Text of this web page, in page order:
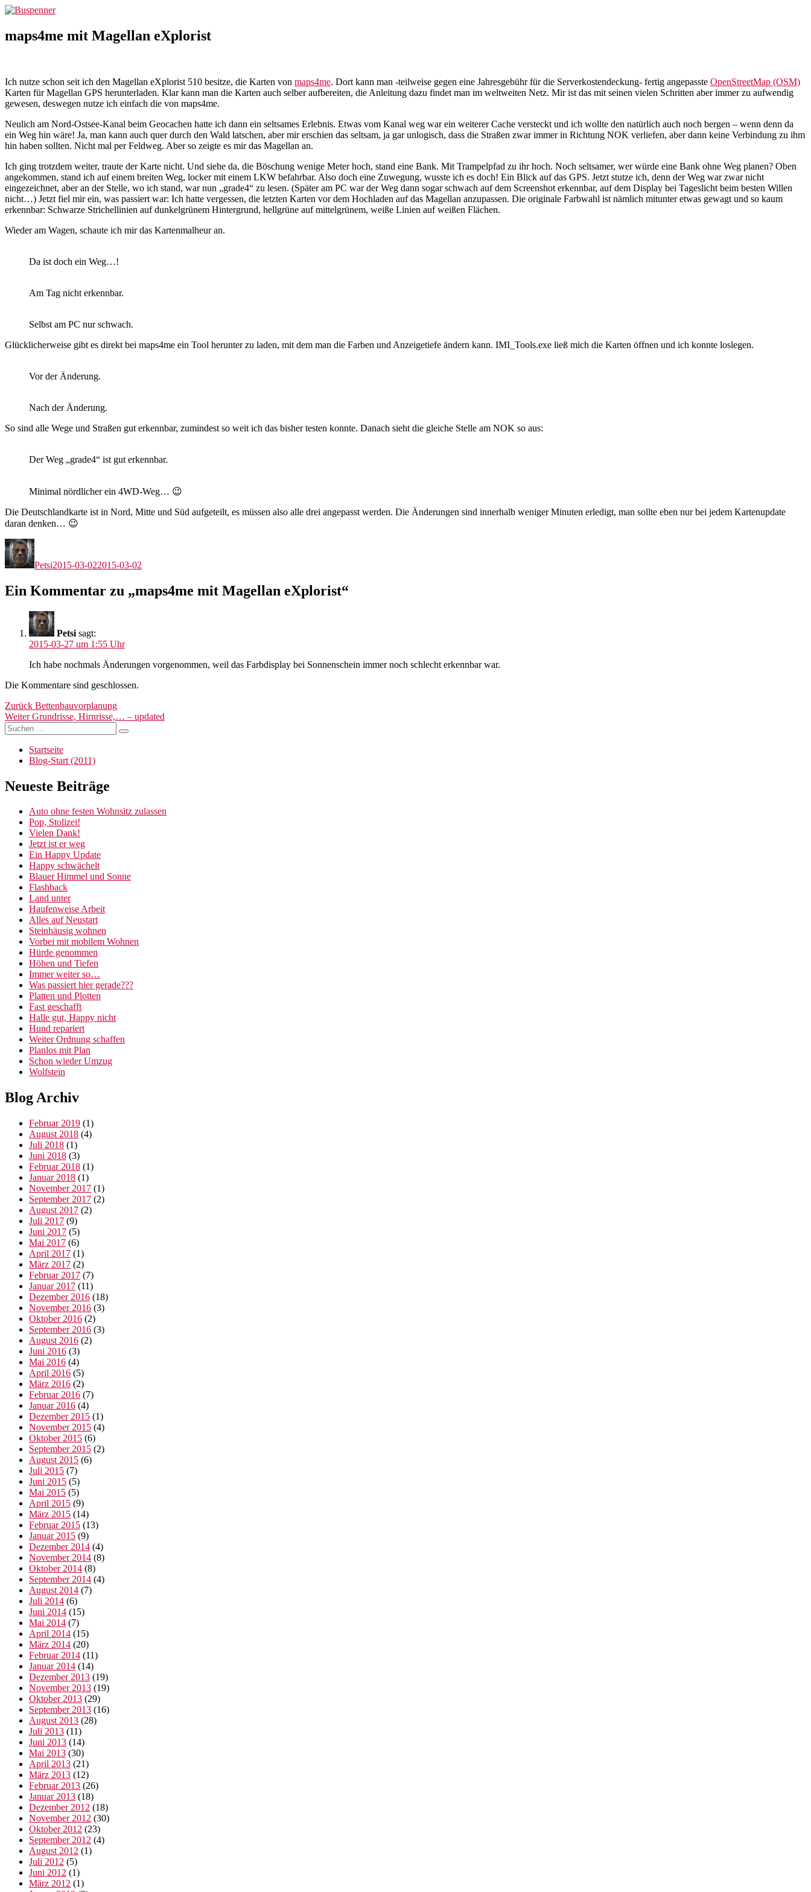
Zum
maps4me mit Magellan eXplorist
Ich nutze schon seit ich den Magellan eXplorist 510 besitze, die Karten von maps4me. Dort kann man -teilweise gegen eine Jahresgebühr für die Serverkostendeckung- fertig angepasste OpenStreetMap (OSM)
Karten für Magellan GPS herunterladen. Klar kann man die Karten auch selber aufbereiten, die Anleitung dazu findet man im weltweiten Netz. Mir ist das mit seinen vielen Schritten aber immer zu aufwendig
gewesen, deswegen nutze ich einfach die von maps4me.
Neulich am Nord-Ostsee-Kanal beim Geocachen hatte ich dann ein seltsames Erlebnis. Etwas vom Kanal weg war ein weiterer Cache versteckt und ich wollte den natürlich auch noch bergen – wenn denn da
ein Weg hin wäre! Ja, man kann auch quer durch den Wald latschen, aber mir erschien das seltsam, ja gar unlogisch, dass die Straßen zwar immer in Richtung NOK verliefen, aber dann keine Verbindung zu ihm
hin haben sollten. Nicht mal per Feldweg. Aber so zeigte es mir das Magellan an.
Ich ging trotzdem weiter, traute der Karte nicht. Und siehe da, die Böschung wenige Meter hoch, stand eine Bank. Mit Trampelpfad zu ihr hoch. Noch seltsamer, wer würde eine Bank ohne Weg planen? Oben
angekommen, stand ich auf einem breiten Weg, locker mit einem LKW befahrbar. Also doch eine Zuwegung, wusste ich es doch! Ein Blick auf das GPS. Jetzt stutze ich, denn der Weg war zwar nicht
eingezeichnet, aber an der Stelle, wo ich stand, war nun „grade4“ zu lesen. (Später am PC war der Weg dann sogar schwach auf dem Screenshot erkennbar, auf dem Display bei Tageslicht beim besten Willen
nicht…) Jetzt fiel mir ein, was passiert war: Ich hatte vergessen, die letzten Karten vor dem Hochladen auf das Magellan anzupassen. Die originale Farbwahl ist nämlich mitunter etwas gewagt und so kaum
erkennbar: Schwarze Strichellinien auf dunkelgrünem Hintergrund, hellgrüne auf mittelgrünem, weiße Linien auf weißen Flächen.
Wieder am Wagen, schaute ich mir das Kartenmalheur an.
Da ist doch ein Weg…!
Am Tag nicht erkennbar.
Selbst am PC nur schwach.
Glücklicherweise gibt es direkt bei maps4me ein Tool herunter zu laden, mit dem man die Farben und Anzeigetiefe ändern kann. IMI_Tools.exe ließ mich die Karten öffnen und ich konnte loslegen.
Vor der Änderung.
Nach der Änderung.
So sind alle Wege und Straßen gut erkennbar, zumindest so weit ich das bisher testen konnte. Danach sieht die gleiche Stelle am NOK so aus:
Der Weg „grade4“ ist gut erkennbar.
Minimal nördlicher ein 4WD-Weg… 😉
Die Deutschlandkarte ist in Nord, Mitte und Süd aufgeteilt, es müssen also alle drei angepasst werden. Die Änderungen sind innerhalb weniger Minuten erledigt, man sollte eben nur bei jedem Kartenupdate
daran denken… 😉
Autor
Petsi2015-03-022015-03-02
Ein Kommentar zu „maps4me mit Magellan eXplorist“
Petsi sagt:
2015-03-27 um 1:55 Uhr
Ich habe nochmals Änderungen vorgenommen, weil das Farbdisplay bei Sonnenschein immer noch schlecht erkennbar war.
Die Kommentare sind geschlossen.
Beitragsnavigation
Zurück Vorheriger
Beitrag:
Bettenbauvorplanung
Weiter Nächster
Beitrag:
Grundrisse, Hirnrisse,… – updated
Suchen
nach:
Suchen
Startseite
Blog-Start (2011)
Neueste Beiträge
Auto ohne festen Wohnsitz zulassen
Pop, Stolizei!
Vielen Dank!
Jetzt ist er weg
Ein Happy Update
Happy schwächelt
Blauer Himmel und Sonne
Flashback
Land unter
Haufenweise Arbeit
Alles auf Neustart
Steinhäusig wohnen
Vorbei mit mobilem Wohnen
Hürde genommen
Höhen und Tiefen
Immer weiter so…
Was passiert hier gerade???
Platten und Plotten
Fast geschafft
Halle gut, Happy nicht
Hund repariert
Weiter Ordnung schaffen
Planlos mit Plan
Schon wieder Umzug
Wolfstein
Blog Archiv
Februar 2019 (1)
August 2018 (4)
Juli 2018 (1)
Juni 2018 (3)
Februar 2018 (1)
Januar 2018 (1)
November 2017 (1)
September 2017 (2)
August 2017 (2)
Juli 2017 (9)
Juni 2017 (5)
Mai 2017 (6)
April 2017 (1)
März 2017 (2)
Februar 2017 (7)
Januar 2017 (11)
Dezember 2016 (18)
November 2016 (3)
Oktober 2016 (2)
September 2016 (3)
August 2016 (2)
Juni 2016 (3)
Mai 2016 (4)
April 2016 (5)
März 2016 (2)
Februar 2016 (7)
Januar 2016 (4)
Dezember 2015 (1)
November 2015 (4)
Oktober 2015 (6)
September 2015 (2)
August 2015 (6)
Juli 2015 (7)
Juni 2015 (5)
Mai 2015 (5)
April 2015 (9)
März 2015 (14)
Februar 2015 (13)
Januar 2015 (9)
Dezember 2014 (4)
November 2014 (8)
Oktober 2014 (8)
September 2014 (4)
August 2014 (7)
Juli 2014 (6)
Juni 2014 (15)
Mai 2014 (7)
April 2014 (15)
März 2014 (20)
Februar 2014 (11)
Januar 2014 (14)
Dezember 2013 (19)
November 2013 (19)
Oktober 2013 (29)
September 2013 (16)
August 2013 (28)
Juli 2013 (11)
Juni 2013 (14)
Mai 2013 (30)
April 2013 (21)
März 2013 (12)
Februar 2013 (26)
Januar 2013 (18)
Dezember 2012 (18)
November 2012 (30)
Oktober 2012 (23)
September 2012 (4)
August 2012 (1)
Juli 2012 (5)
Juni 2012 (1)
März 2012 (1)